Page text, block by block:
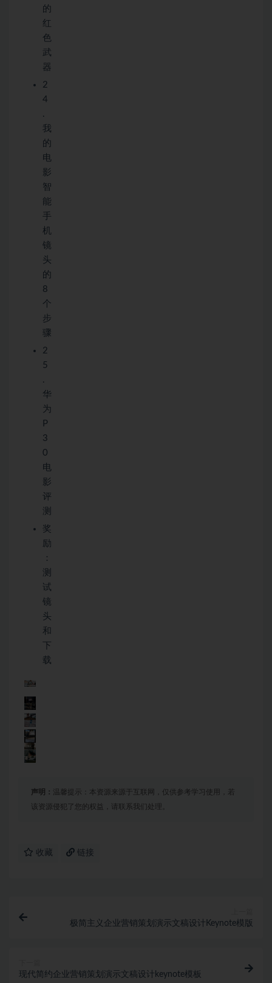
的
红
色
武
器
2
4
.
我
的
电
影
智
能
手
机
镜
头
的
8
个
步
骤
2
5
.
华
为
P
3
0
电
影
评
测
奖
励
：
测
试
镜
头
和
下
载
声明： 温馨提示：本资源来源于互联网，仅供参考学习使用，若
该资源侵犯了您的权益，请联系我们处理。
收藏 链接
极简主义企业营销策划演示文稿设计Keynote模版
现代简约企业营销策划演示文稿设计keynote模板